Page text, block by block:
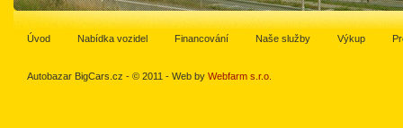
Úvod Nabídka vozidel Financování Naše služby Výkup
Autobazar BigCars.cz - © 2011 - Web by Webfarm s.r.o.